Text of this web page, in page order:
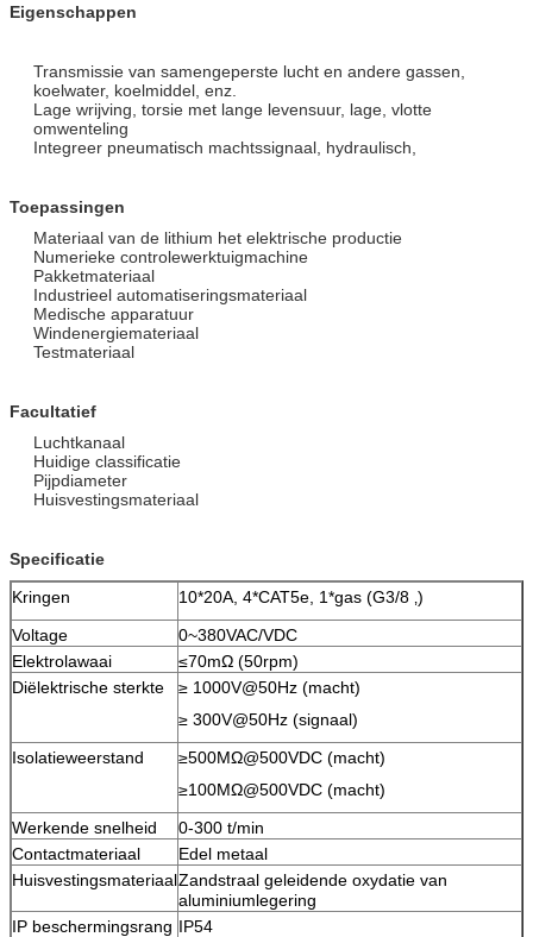
Eigenschappen
Transmissie van samengeperste lucht en andere gassen,
koelwater, koelmiddel, enz.
Lage wrijving, torsie met lange levensuur, lage, vlotte
omwenteling
Integreer pneumatisch machtssignaal, hydraulisch,
Toepassingen
Materiaal van de lithium het elektrische productie
Numerieke controlewerktuigmachine
Pakketmateriaal
Industrieel automatiseringsmateriaal
Medische apparatuur
Windenergiemateriaal
Testmateriaal
Facultatief
Luchtkanaal
Huidige classificatie
Pijpdiameter
Huisvestingsmateriaal
Specificatie
Kringen
10*20A, 4*CAT5e, 1*gas (G3/8 ‚)
Voltage
0~380VAC/VDC
Elektrolawaai
≤70mΩ (50rpm)
Diëlektrische sterkte
≥ 1000V@50Hz (macht)
≥ 300V@50Hz (signaal)
Isolatieweerstand
≥500MΩ@500VDC (macht)
≥100MΩ@500VDC (macht)
Werkende snelheid
0-300 t/min
Contactmateriaal
Edel metaal
HuisvestingsmateriaalZandstraal geleidende oxydatie van
aluminiumlegering
IP beschermingsrang IP54